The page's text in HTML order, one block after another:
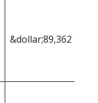
&dollar;89,362